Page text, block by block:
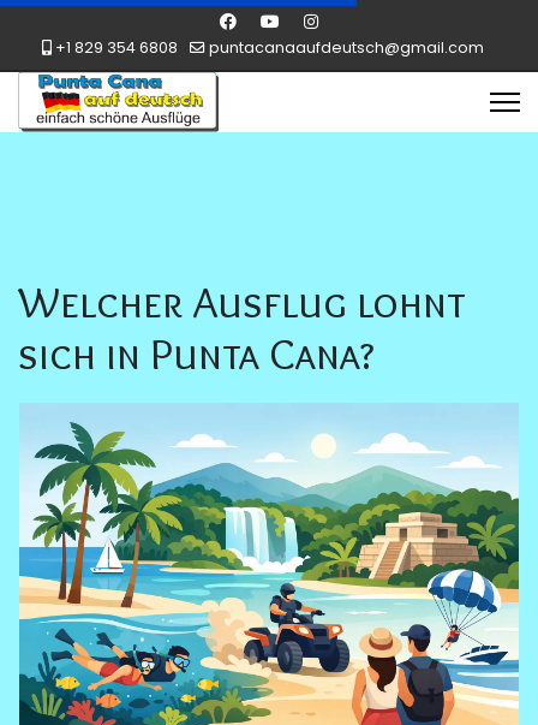
+1 829 354 6808 puntacanaaufdeutsch@gmail.com
Welcher Ausflug lohnt
sich in Punta Cana?